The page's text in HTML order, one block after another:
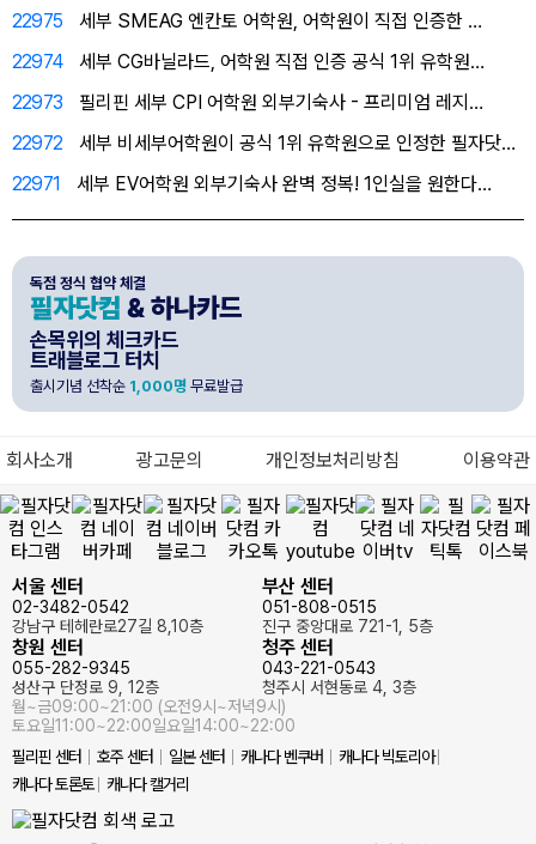
22975
세부 SMEAG 엔칸토 어학원, 어학원이 직접 인증한 …
22974
세부 CG바닐라드, 어학원 직접 인증 공식 1위 유학원…
22973
필리핀 세부 CPI 어학원 외부기숙사 - 프리미엄 레지…
22972
세부 비세부어학원이 공식 1위 유학원으로 인정한 필자닷…
22971
세부 EV어학원 외부기숙사 완벽 정복! 1인실을 원한다…
필자닷컴 & 하나카드
독점 정식 협약 체결
손목위의 체크카드
트래블로그 터치
출시기념 선착순 1,000명 무료발급
회사소개 광고문의 개인정보처리방침 이용약관
서울 센터
02-3482-0542
강남구 테헤란로27길 8,10층
부산 센터
051-808-0515
진구 중앙대로 721-1, 5층
창원 센터
055-282-9345
성산구 단정로 9, 12층
청주 센터
043-221-0543
청주시 서현동로 4, 3층
월~금09:00~21:00 (오전9시~저녁9시)
토요일11:00~22:00일요일14:00~22:00
필리핀 센터
호주 센터 일본 센터 캐나다 벤쿠버
캐나다 빅토리아
캐나다 토론토
캐나다 캘거리